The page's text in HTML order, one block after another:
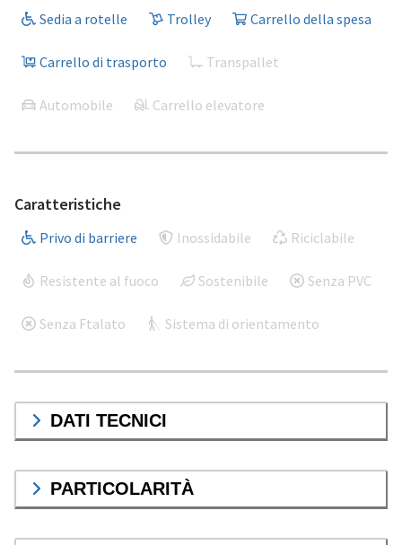
Sedia a rotelle Trolley Carrello della spesa
Carrello di trasporto Transpallet
Automobile Carrello elevatore
Caratteristiche
Privo di barriere Inossidabile Riciclabile
Resistente al fuoco Sostenibile Senza PVC
Senza Ftalato Sistema di orientamento
DATI TECNICI
PARTICOLARITÀ